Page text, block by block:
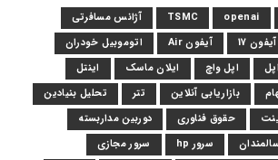
openai
TSMC
آژانس مسافرتی
آیفون 17 آیفون Air
اتوموبیل خودران
اپل اپل واچ ایلان ماسک
اینتل
بازاریابی آنلاین تتر
تحلیل بنیادین
حقوق فناوری
دوربین مداربسته
سرور hp
سرور مجازی